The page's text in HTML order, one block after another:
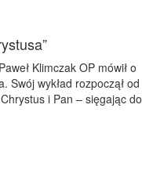
Klimczak OP mówił o
Swój wykład rozpoczął od
i Pan – sięgając do